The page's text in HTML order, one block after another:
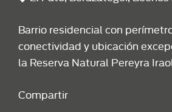
Barrio residencial con
conectividad y ubicación
la Reserva Natural Pereyra
Compartir